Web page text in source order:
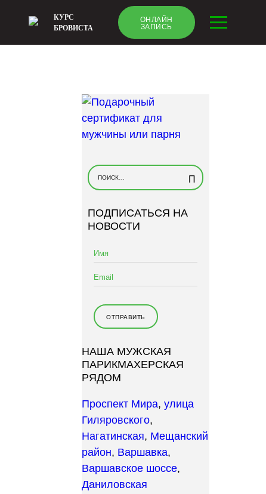
КУРС
БРОВИСТА
ОНЛАЙН
ЗАПИСЬ
Н
а
т
ПОДПИСАТЬСЯ НА
НОВОСТИ
НАША МУЖСКАЯ
ПАРИКМАХЕРСКАЯ
РЯДОМ
Проспект Мира, улица
Гиляровского,
Нагатинская, Мещанский
район, Варшавка,
Варшавское шоссе,
Даниловская